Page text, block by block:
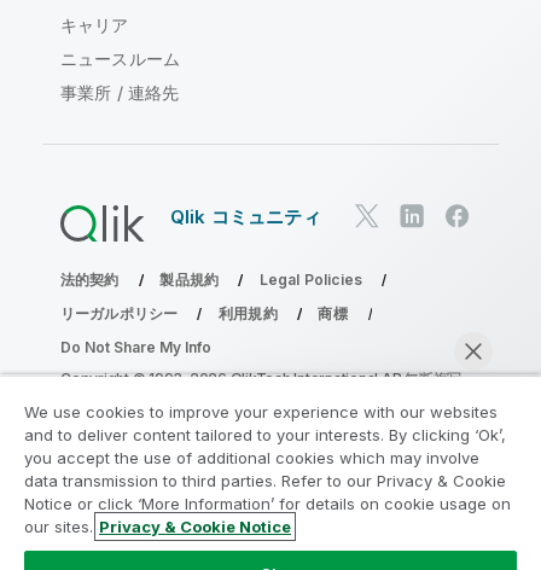
キャリア
ニュースルーム
事業所 / 連絡先
Qlik コミュニティ
法的契約 製品規約
Legal Policies
リーガルポリシー
利用規約
商標
Do Not Share My Info
Copyright © 1993-2026 QlikTech International AB.無断複写・
分析の近代化プログラムに参加する
分析最新化プログラムにより、重要な QlikView app を危険
にさらすことなく最新化しましょう。
We use cookies to improve your experience with our websites
and to deliver content tailored to your interests. By clicking ‘Ok’,
you accept the use of additional cookies which may involve
data transmission to third parties. Refer to our Privacy & Cookie
Notice or click ‘More Information’ for details on cookie usage on
our sites. Privacy & Cookie Notice